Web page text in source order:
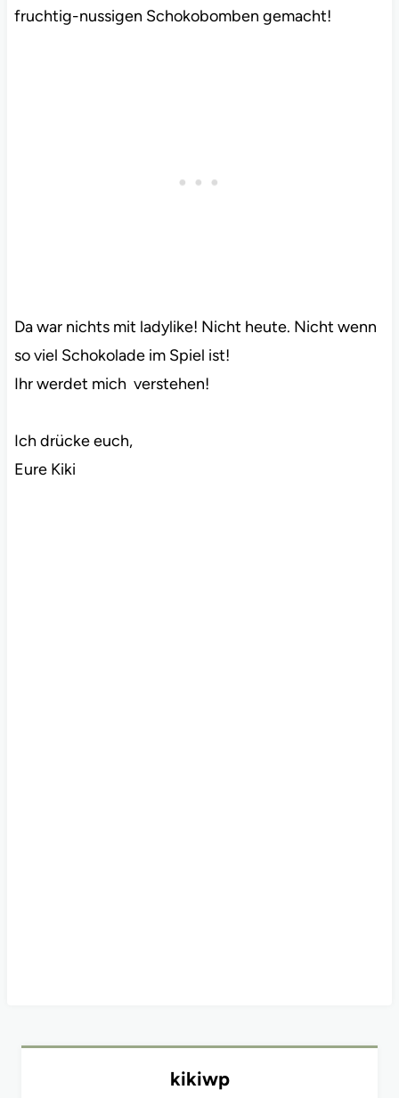
fruchtig-nussigen Schokobomben gemacht!
Da war nichts mit ladylike! Nicht heute. Nicht wenn
so viel Schokolade im Spiel ist!
Ihr werdet mich verstehen!
Ich drücke euch,
Eure Kiki
kikiwp